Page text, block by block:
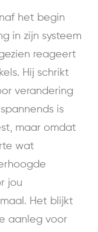
het begin
in zijn systeem
reageert
Hij schrikt
verandering
is
maar omdat
wat
jou
Het blijkt
aanleg voor